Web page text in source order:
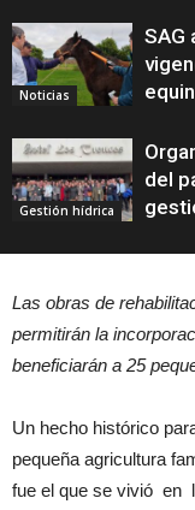
Noticias
SAG
Gestión hídrica
del
Las obras de
permitirán la
beneficiarán a 25
Un hecho histórico
pequeña agricultura
fue el que se vivió en